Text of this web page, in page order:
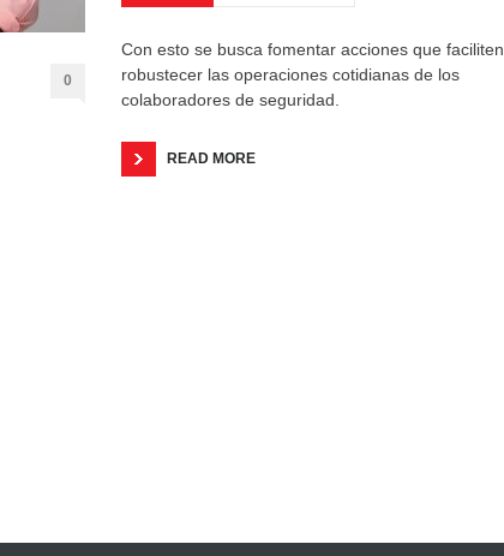
0
Con esto se busca fomentar acciones que faciliten
robustecer las operaciones cotidianas de los
colaboradores de seguridad.
READ MORE